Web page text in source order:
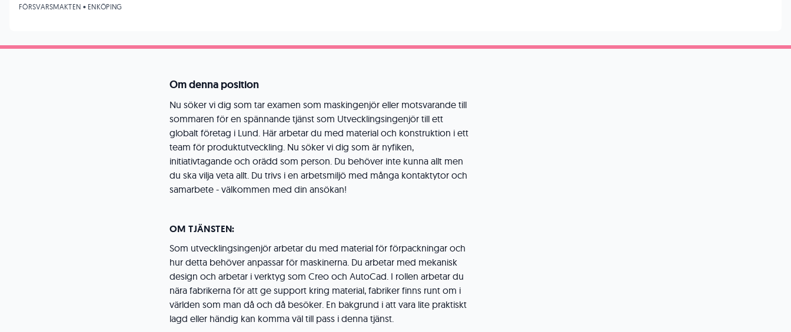
Om denna position
Nu söker vi dig som tar examen som maskingenjör eller motsvarande till
sommaren för en spännande tjänst som Utvecklingsingenjör till ett
globalt företag i Lund. Här arbetar du med material och konstruktion i ett
team för produktutveckling. Nu söker vi dig som är nyfiken,
initiativtagande och orädd som person. Du behöver inte kunna allt men
du ska vilja veta allt. Du trivs i en arbetsmiljö med många kontaktytor och
samarbete - välkommen med din ansökan!
OM TJÄNSTEN:
Som utvecklingsingenjör arbetar du med material för förpackningar och
hur detta behöver anpassar för maskinerna. Du arbetar med mekanisk
design och arbetar i verktyg som Creo och AutoCad. I rollen arbetar du
nära fabrikerna för att ge support kring material, fabriker finns runt om i
världen som man då och då besöker. En bakgrund i att vara lite praktiskt
lagd eller händig kan komma väl till pass i denna tjänst.
FÖRSVARSMAKTEN • ENKÖPING